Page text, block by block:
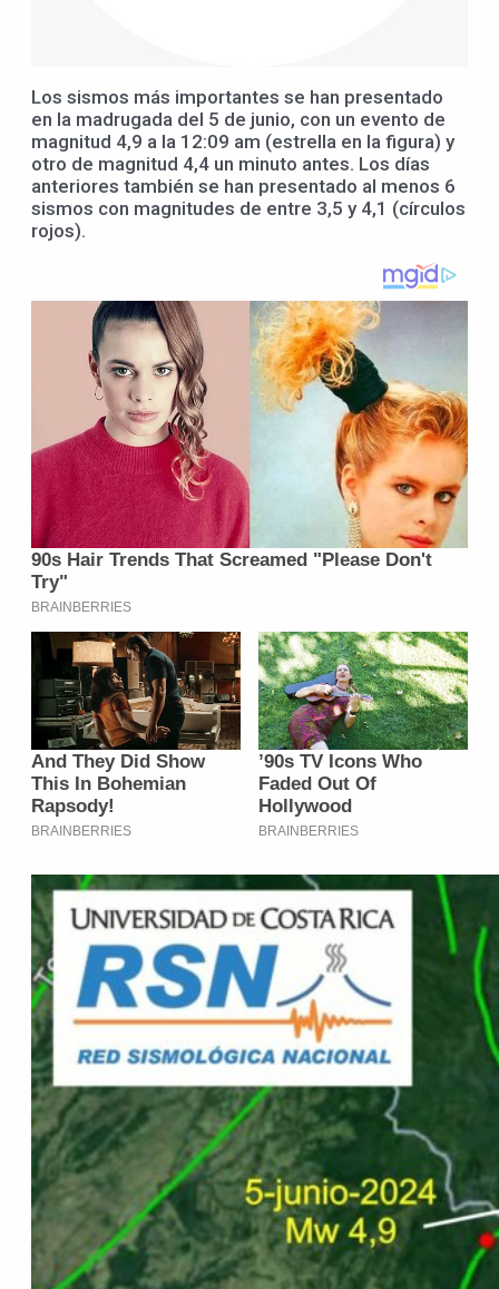
Los sismos más importantes se han presentado
en la madrugada del 5 de junio, con un evento de
magnitud 4,9 a la 12:09 am (estrella en la figura) y
otro de magnitud 4,4 un minuto antes. Los días
anteriores también se han presentado al menos 6
sismos con magnitudes de entre 3,5 y 4,1 (círculos
rojos).